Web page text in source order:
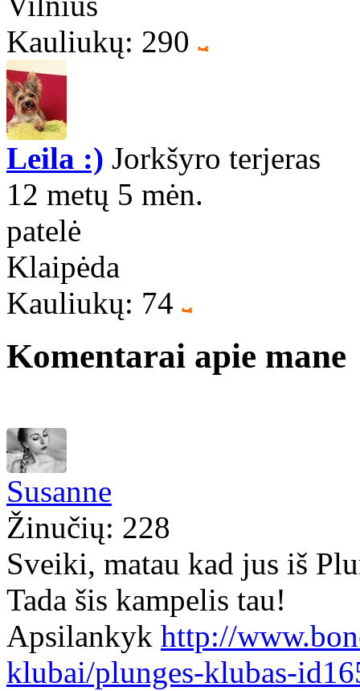
Kauliukų: 290
Leila :) Jorkšyro terjeras
12 metų 5 mėn.
patelė
Klaipėda
Kauliukų: 74
Komentarai apie mane
Susanne
Žinučių: 228
Sveiki, matau kad jus iš
Tada šis kampelis tau!
Apsilankyk http://
klubai/plunges-klubas-